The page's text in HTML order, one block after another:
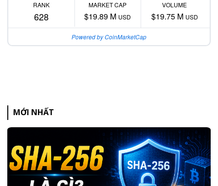
RANK
628
MARKET CAP
$19.89 M USD
VOLUME
$19.75 M USD
Powered by CoinMarketCap
MỚI NHẤT